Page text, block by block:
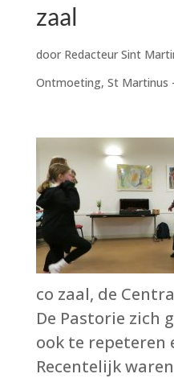
zaal
door Redacteur Sint
Ontmoeting, St Martinus
co zaal, de
De Pastorie zich
ook te repeteren
Recentelijk